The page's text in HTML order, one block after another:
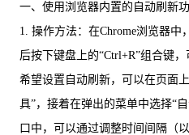
一、使用浏览器内置的自动刷新
1. 操作方法：在Chrome浏览器
后按下键盘上的“Ctrl+R”组合键
希望设置自动刷新，可以在页面
具”，接着在弹出的菜单中选择“
口中，可以通过调整时间间隔（